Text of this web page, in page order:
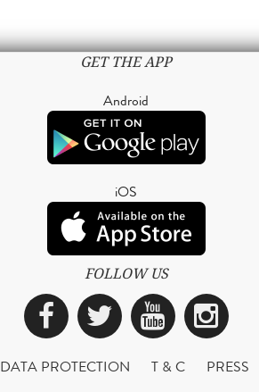
GET THE APP
Android
iOS
FOLLOW US
Facebook
Twitter
DATA PROTECTION T & C
PRESS